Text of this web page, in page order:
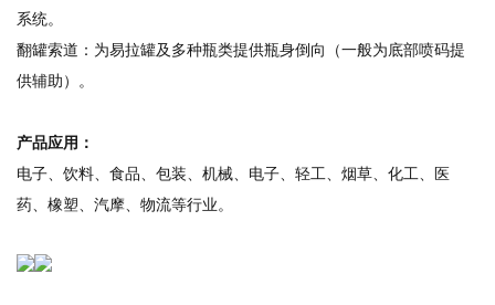
系统。
翻罐索道：为易拉罐及多种瓶类提供瓶身倒向（一般为底部喷码提
供辅助）。
产品应用：
电子、饮料、食品、包装、机械、电子、轻工、烟草、化工、医
药、橡塑、汽摩、物流等行业。